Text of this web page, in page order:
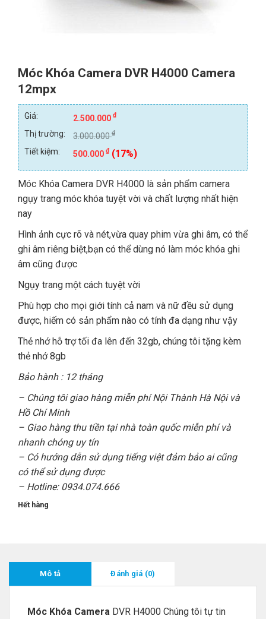
Móc Khóa Camera DVR H4000 Camera
12mpx
Giá: 2.500.000 ₫
Thị trường: 3.000.000₫
Tiết kiệm: 500.000 ₫ (17%)
Móc Khóa Camera DVR H4000 là sản phẩm camera
ngụy trang móc khóa tuyệt vời và chất lượng nhất hiện
nay
Hình ảnh cực rõ và nét,vừa quay phim vừa ghi âm, có thể
ghi âm riêng biệt,bạn có thể dùng nó làm móc khóa ghi
âm cũng được
Ngụy trang một cách tuyệt vời
Phù hợp cho mọi giới tính cả nam và nữ đều sử dụng
được, hiếm có sản phẩm nào có tính đa dạng như vậy
Thẻ nhớ hỗ trợ tối đa lên đến 32gb, chúng tôi tặng kèm
thẻ nhớ 8gb
Bảo hành : 12 tháng
– Chúng tôi giao hàng miễn phí Nội Thành Hà Nội và
Hồ Chí Minh
– Giao hàng thu tiền tại nhà toàn quốc miễn phí và
nhanh chóng uy tín
– Có hướng dẫn sử dụng tiếng việt đảm bảo ai cũng
có thể sử dụng được
– Hotline: 0934.074.666
Hết hàng
Mô tả Đánh giá (0)
Móc Khóa Camera DVR H4000 Chúng tôi tự tin